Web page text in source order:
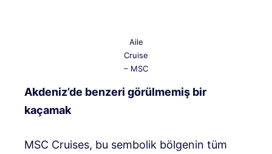
Aile
Cruise
– MSC
Akdeniz’de benzeri görülmemiş bir
kaçamak
MSC Cruises, bu sembolik bölgenin tüm